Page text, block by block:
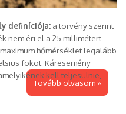
definíciója: a törvény szerint
nem éri el a 25 millimétert
hőmérséklet legalább
fokot. Káresemény
kell teljesülnie,
Tovább olvasom »